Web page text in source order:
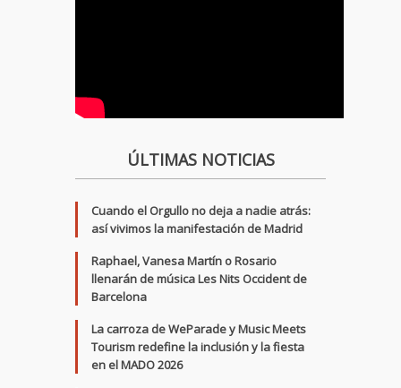
ÚLTIMAS NOTICIAS
Cuando el Orgullo no deja a nadie atrás:
así vivimos la manifestación de Madrid
Raphael, Vanesa Martín o Rosario
llenarán de música Les Nits Occident de
Barcelona
La carroza de WeParade y Music Meets
Tourism redefine la inclusión y la fiesta
en el MADO 2026